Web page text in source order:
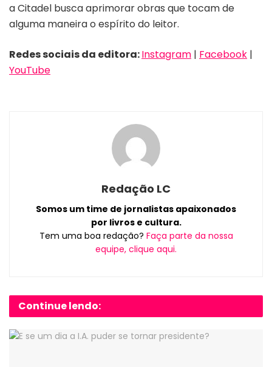
a Citadel busca aprimorar obras que tocam de
alguma maneira o espírito do leitor.
Redes sociais da editora:Instagram | Facebook |
YouTube
Redação LC
Somos um time de jornalistas apaixonados
por livros e cultura.
Tem uma boa redação? Faça parte da nossa
equipe, clique aqui.
Continue lendo: